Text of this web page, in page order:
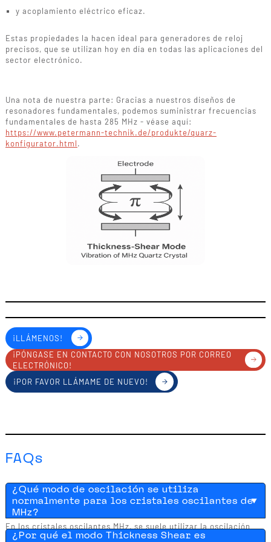
y acoplamiento eléctrico eficaz.
Estas propiedades la hacen ideal para generadores de reloj
precisos, que se utilizan hoy en día en todas las aplicaciones del
sector electrónico.
Una nota de nuestra parte: Gracias a nuestros diseños de
resonadores fundamentales, podemos suministrar frecuencias
fundamentales de hasta 285 MHz - véase aquí:
https://www.petermann-technik.de/produkte/quarz-
konfigurator.html.
¡LLÁMENOS!
¡PÓNGASE EN CONTACTO CON NOSOTROS POR CORREO
ELECTRÓNICO!
¡POR FAVOR LLÁMAME DE NUEVO!
FAQs
¿Qué modo de oscilación se utiliza
normalmente para los cristales oscilantes de
MHz?
En los cristales oscilantes MHz, se suele utilizar la oscilación
fundamental o, a frecuencias más altas, un armónico,
¿Por qué el modo Thickness Shear es